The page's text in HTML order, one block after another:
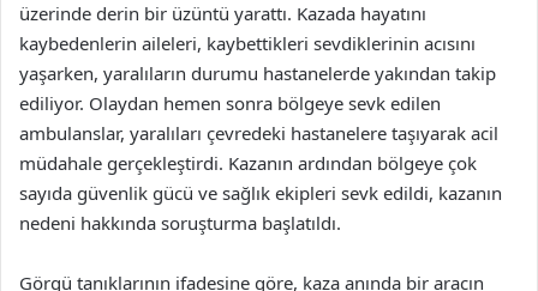
üzerinde derin bir üzüntü yarattı. Kazada hayatını
kaybedenlerin aileleri, kaybettikleri sevdiklerinin acısını
yaşarken, yaralıların durumu hastanelerde yakından takip
ediliyor. Olaydan hemen sonra bölgeye sevk edilen
ambulanslar, yaralıları çevredeki hastanelere taşıyarak acil
müdahale gerçekleştirdi. Kazanın ardından bölgeye çok
sayıda güvenlik gücü ve sağlık ekipleri sevk edildi, kazanın
nedeni hakkında soruşturma başlatıldı.
Görgü tanıklarının ifadesine göre, kaza anında bir aracın